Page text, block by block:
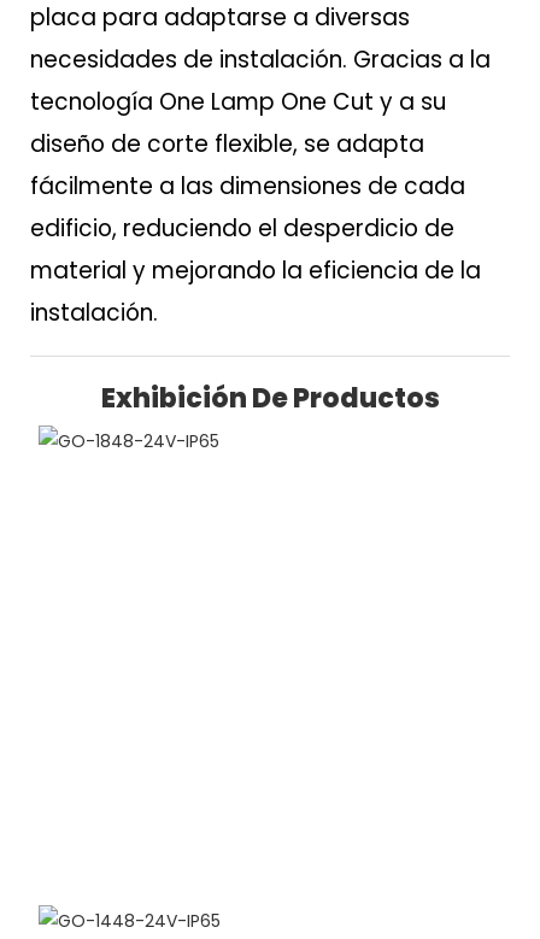
placa para adaptarse a diversas
necesidades de instalación. Gracias a la
tecnología One Lamp One Cut y a su
diseño de corte flexible, se adapta
fácilmente a las dimensiones de cada
edificio, reduciendo el desperdicio de
material y mejorando la eficiencia de la
instalación.
Exhibición De Productos